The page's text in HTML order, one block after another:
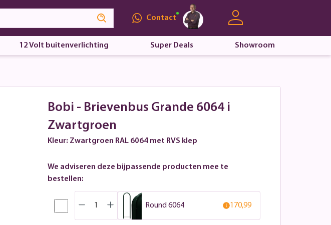
Contact
12 Volt buitenverlichting Super Deals Showroom
Bobi - Brievenbus Grande 6064 i
Zwartgroen
Kleur: Zwartgroen RAL 6064 met RVS klep
We adviseren deze bijpassende producten mee te
bestellen:
Round 6064 170,99